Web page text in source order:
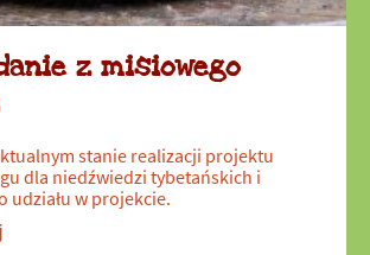
z misiowego
stanie realizacji projektu
dla niedźwiedzi tybetańskich i
udziału w projekcie.